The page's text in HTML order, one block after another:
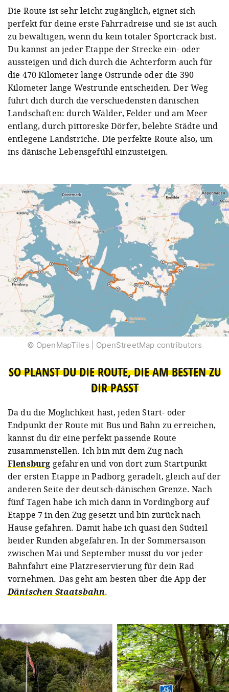
Die Route ist sehr leicht zugänglich, eignet sich
perfekt für deine erste Fahrradreise und sie ist auch
zu bewältigen, wenn du kein totaler Sportcrack bist.
Du kannst an jeder Etappe der Strecke ein- oder
aussteigen und dich durch die Achterform auch für
die 470 Kilometer lange Ostrunde oder die 390
Kilometer lange Westrunde entscheiden. Der Weg
führt dich durch die verschiedensten dänischen
Landschaften: durch Wälder, Felder und am Meer
entlang, durch pittoreske Dörfer, belebte Städte und
entlegene Landstriche. Die perfekte Route also, um
ins dänische Lebensgefühl einzusteigen.
© OpenMapTiles | OpenStreetMap contributors
SO PLANST DU DIE ROUTE, DIE AM BESTEN ZU
DIR PASST
Da du die Möglichkeit hast, jeden Start- oder
Endpunkt der Route mit Bus und Bahn zu erreichen,
kannst du dir eine perfekt passende Route
zusammenstellen. Ich bin mit dem Zug nach
Flensburg gefahren und von dort zum Startpunkt
der ersten Etappe in Padborg geradelt, gleich auf der
anderen Seite der deutsch-dänischen Grenze. Nach
fünf Tagen habe ich mich dann in Vordingborg auf
Etappe 7 in den Zug gesetzt und bin zurück nach
Hause gefahren. Damit habe ich quasi den Südteil
beider Runden abgefahren. In der Sommersaison
zwischen Mai und September musst du vor jeder
Bahnfahrt eine Platzreservierung für dein Rad
vornehmen. Das geht am besten über die App der
Dänischen Staatsbahn.